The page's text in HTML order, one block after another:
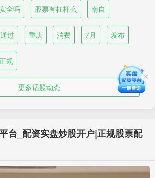
全吗 股票有杠杆么 南自
通过 重庆 消费 7月 发布
规
更多话题动态
台_配资实盘炒股开户|正规股票配